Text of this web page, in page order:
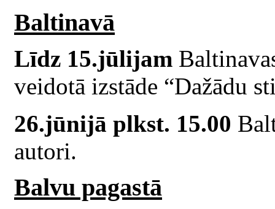
Baltinavā
Līdz 15.jūlijam
veidotā izstāde “Dažādu
26.jūnijā plkst. 15.00
autori.
Balvu pagastā